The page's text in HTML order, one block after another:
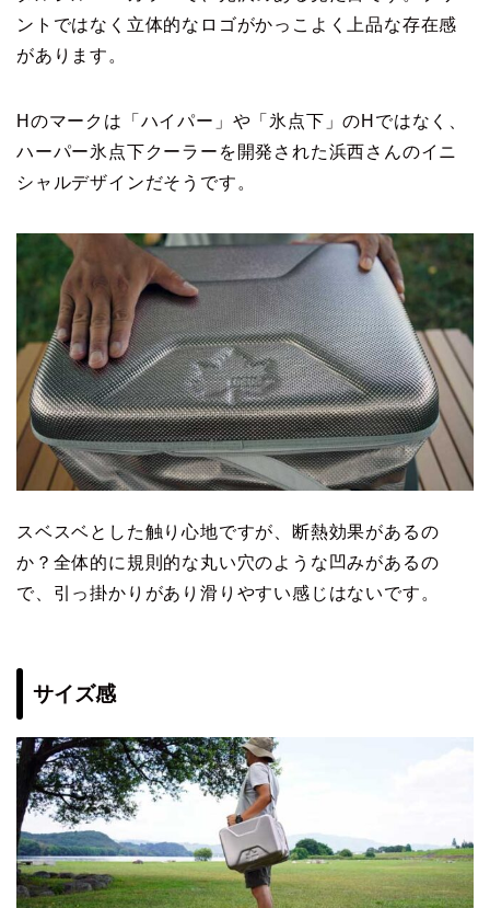
ントではなく立体的なロゴがかっこよく上品な存在感
があります。
Hのマークは「ハイパー」や「氷点下」のHではなく、
ハーパー氷点下クーラーを開発された浜西さんのイニ
シャルデザインだそうです。
スベスベとした触り心地ですが、断熱効果があるの
か？全体的に規則的な丸い穴のような凹みがあるの
で、引っ掛かりがあり滑りやすい感じはないです。
サイズ感